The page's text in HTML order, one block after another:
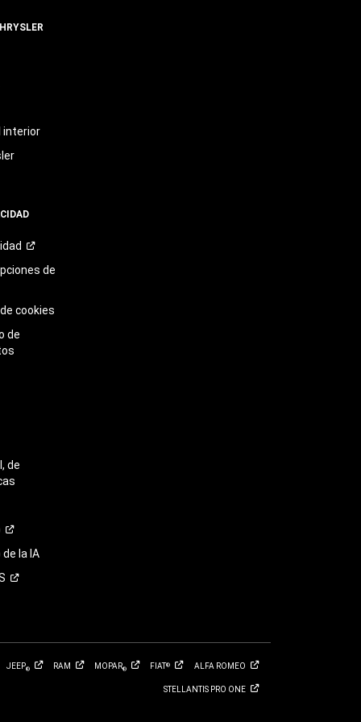
interior
de
cookies
de
de
la IA
JEEP® RAM MOPAR® FIAT® ALFA ROMEO
STELLANTIS PRO ONE